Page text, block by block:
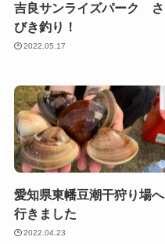
吉良サンライズパーク さ
びき釣り！
2022.05.17
愛知県東幡豆潮干狩り場へ
行きました
2022.04.23